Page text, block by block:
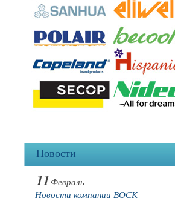
Новости
11 Февраль
Новости компании BOCK